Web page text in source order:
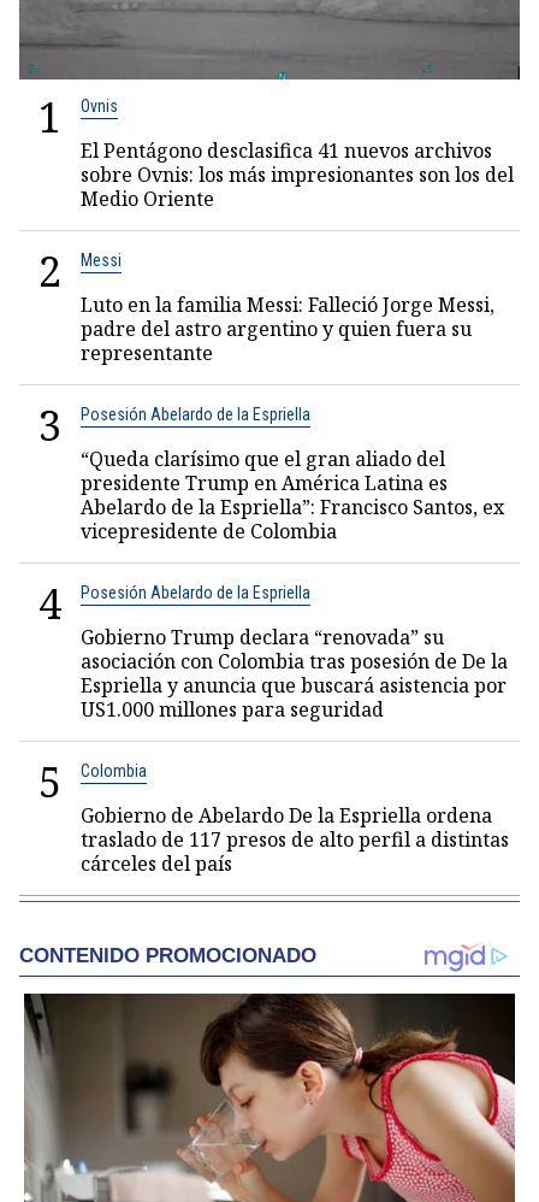
1 Ovnis
El Pentágono desclasifica 41 nuevos archivos
sobre Ovnis: los más impresionantes son los del
Medio Oriente
2 Messi
Luto en la familia Messi: Falleció Jorge Messi,
padre del astro argentino y quien fuera su
representante
3 Posesión Abelardo de la Espriella
“Queda clarísimo que el gran aliado del
presidente Trump en América Latina es
Abelardo de la Espriella”: Francisco Santos, ex
vicepresidente de Colombia
4 Posesión Abelardo de la Espriella
Gobierno Trump declara “renovada” su
asociación con Colombia tras posesión de De la
Espriella y anuncia que buscará asistencia por
US1.000 millones para seguridad
5 Colombia
Gobierno de Abelardo De la Espriella ordena
traslado de 117 presos de alto perfil a distintas
cárceles del país